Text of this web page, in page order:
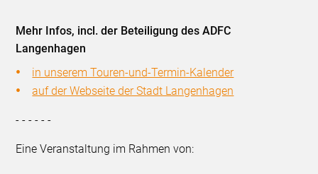
Mehr Infos, incl. der Beteiligung des ADFC
Langenhagen
in unserem Touren-und-Termin-Kalender
auf der Webseite der Stadt Langenhagen
- - - - - -
Eine Veranstaltung im Rahmen von: